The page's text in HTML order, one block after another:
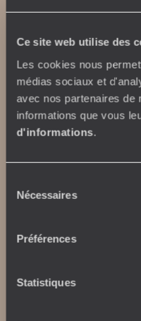
Ce site web utilise des
Les cookies nous
médias sociaux et
avec nos partenaires de
informations que vous
d'informations.
Nécessaires
Préférences
Statistiques
La Villa Bahia